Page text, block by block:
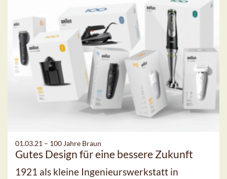
01.03.21 – 100 Jahre Braun
Gutes Design für eine bessere Zukunft
1921 als kleine Ingenieurswerkstatt in